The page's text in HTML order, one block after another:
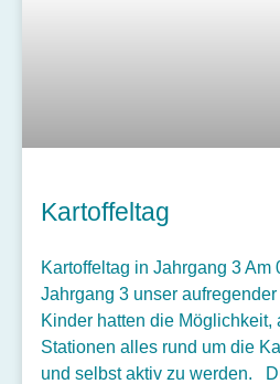
Kartoffeltag
Kartoffeltag in Jahrgang 3 Am
Jahrgang 3 unser
Kinder hatten die Möglichkeit,
Stationen alles rund um die
und selbst aktiv zu werden.